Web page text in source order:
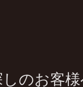
のお客